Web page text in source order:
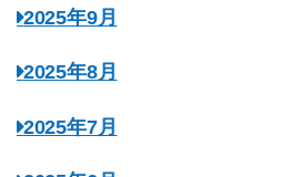
2025年9月
2025年8月
2025年7月